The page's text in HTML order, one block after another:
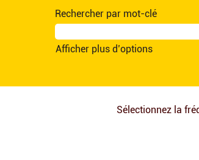
Rechercher par mot-clé
Afficher plus d’options
Sélectionnez la